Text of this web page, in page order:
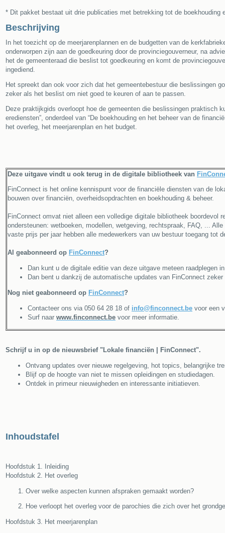
* Dit pakket bestaat uit drie publicaties met betrekking tot de boekhouding
Beschrijving
In het toezicht op de meerjarenplannen en de budgetten van de
onderworpen zijn aan de goedkeuring door de provinciegouverneur, na
het de gemeenteraad die beslist tot goedkeuring en komt de
ingediend.
Het spreekt dan ook voor zich dat het gemeentebestuur die beslissingen
zeker als het beslist om niet goed te keuren of aan te passen.
Deze praktijkgids overloopt hoe de gemeenten die beslissingen praktisch
erediensten”, onderdeel van “De boekhouding en het beheer van de
het overleg, het meerjarenplan en het budget.
Deze uitgave vindt u ook terug in de digitale bibliotheek van
FinConnect is het online kennispunt voor de financiële diensten van de
bouwen over financiën, overheidsopdrachten en boekhouding & beheer.
FinConnect omvat niet alleen een volledige digitale bibliotheek
ondersteunen: wetboeken, modellen, wetgeving, rechtspraak, FAQ, ...
vaste prijs per jaar hebben alle medewerkers van uw bestuur toegang tot
Al geabonneerd op FinConnect?
Dan kunt u de digitale editie van deze uitgave meteen raadplegen
Dan bent u dankzij de automatische updates van FinConnect
Nog niet geabonneerd op FinConnect?
Contacteer ons via 050 64 28 18 of info@finconnect.be voor een
Surf naar www.finconnect.be voor meer informatie.
Schrijf u in op de nieuwsbrief "Lokale financiën | FinConnect".
Ontvang updates over nieuwe regelgeving, hot topics, belangrijke
Blijf op de hoogte van niet te missen opleidingen en studiedagen.
Ontdek in primeur nieuwigheden en interessante initiatieven.
Inhoudstafel
Hoofdstuk 1. Inleiding
Hoofdstuk 2. Het overleg
Over welke aspecten kunnen afspraken gemaakt worden?
Hoe verloopt het overleg voor de parochies die zich over het
Hoofdstuk 3. Het meerjarenplan